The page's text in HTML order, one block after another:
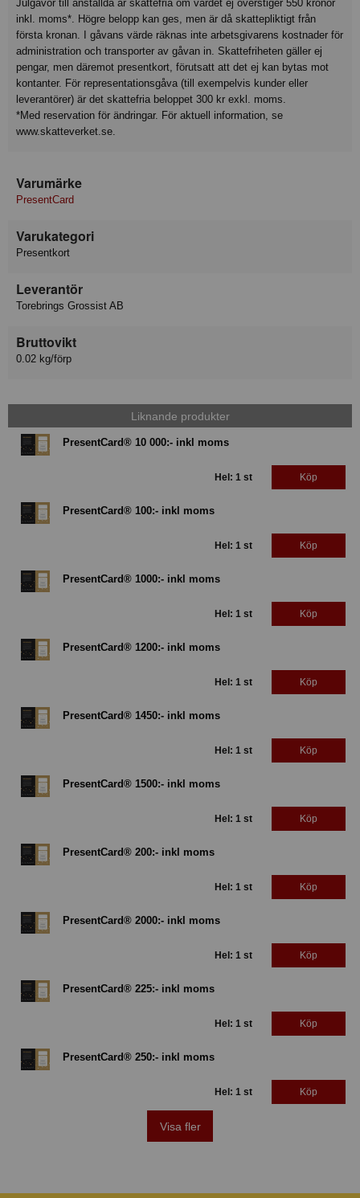
Julgåvor till anställda är skattefria om värdet ej överstiger 550 kronor
inkl. moms*. Högre belopp kan ges, men är då skattepliktigt från
första kronan. I gåvans värde räknas inte arbetsgivarens kostnader för
administration och transporter av gåvan in. Skattefriheten gäller ej
pengar, men däremot presentkort, förutsatt att det ej kan bytas mot
kontanter. För representationsgåva (till exempelvis kunder eller
leverantörer) är det skattefria beloppet 300 kr exkl. moms.
*Med reservation för ändringar. För aktuell information, se
www.skatteverket.se.
Varumärke
PresentCard
Varukategori
Presentkort
Leverantör
Torebrings Grossist AB
Bruttovikt
0.02 kg/förp
Liknande produkter
PresentCard® 10 000:- inkl moms
Hel: 1 st Köp
PresentCard® 100:- inkl moms
Hel: 1 st Köp
PresentCard® 1000:- inkl moms
Hel: 1 st Köp
PresentCard® 1200:- inkl moms
Hel: 1 st Köp
PresentCard® 1450:- inkl moms
Hel: 1 st Köp
PresentCard® 1500:- inkl moms
Hel: 1 st Köp
PresentCard® 200:- inkl moms
Hel: 1 st Köp
PresentCard® 2000:- inkl moms
Hel: 1 st Köp
PresentCard® 225:- inkl moms
Hel: 1 st Köp
PresentCard® 250:- inkl moms
Hel: 1 st Köp
Visa fler